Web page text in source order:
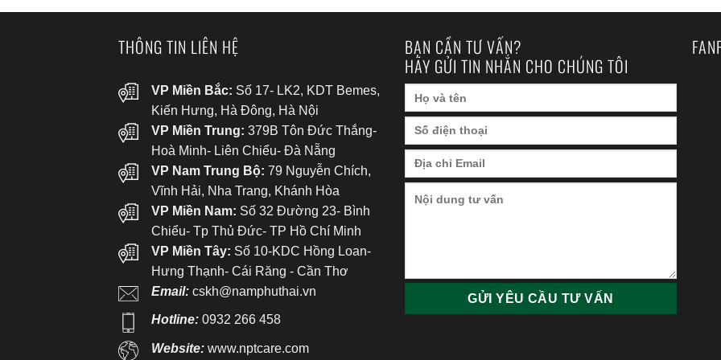
THÔNG TIN LIÊN HỆ
VP Miền Bắc: Số 17- LK2, KDT Bemes,
Kiến Hưng, Hà Đông, Hà Nội
VP Miền Trung: 379B Tôn Đức Thắng-
Hoà Minh- Liên Chiểu- Đà Nẵng
VP Nam Trung Bộ: 79 Nguyễn Chích,
Vĩnh Hải, Nha Trang, Khánh Hòa
VP Miền Nam: Số 32 Đường 23- Bình
Chiểu- Tp Thủ Đức- TP Hồ Chí Minh
VP Miền Tây: Số 10-KDC Hồng Loan-
Hưng Thạnh- Cái Răng - Cần Thơ
Email: cskh@namphuthai.vn
Hotline: 0932 266 458
Website:www.nptcare.com
BẠN CẦN TƯ VẤN?
HÃY GỬI TIN NHẮN CHO CHÚNG TÔI